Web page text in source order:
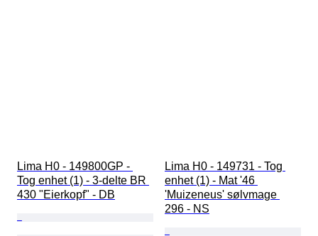
Lima H0 - 149800GP -
Tog enhet (1) - 3-delte BR
430 "Eierkopf" - DB
Lima H0 - 149731 - Tog
enhet (1) - Mat '46
'Muizeneus' sølvmage
296 - NS